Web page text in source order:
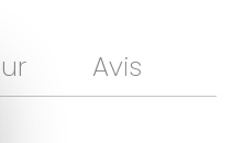
Avis